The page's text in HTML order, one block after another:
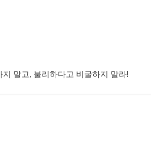
말고, 불리하다고 비굴하지 말라!